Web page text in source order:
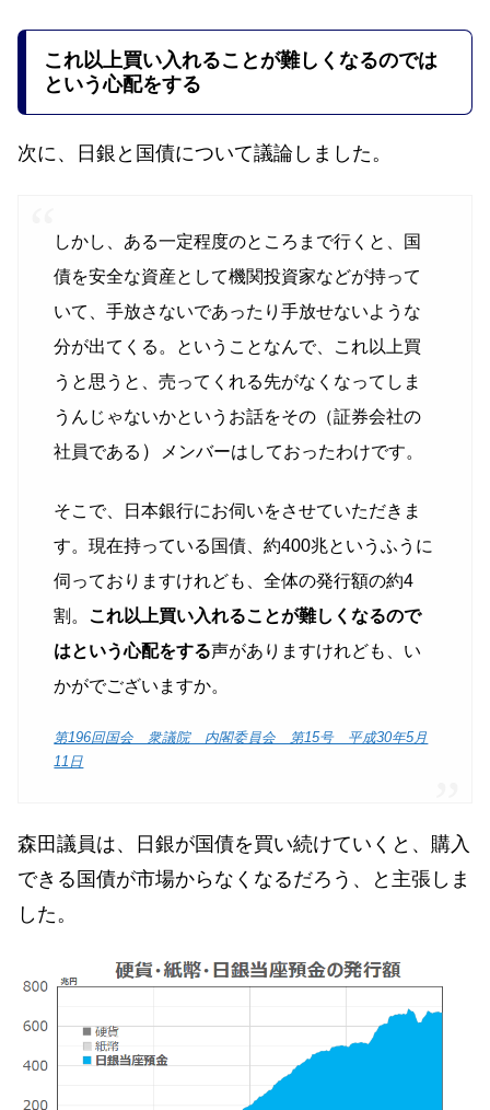
これ以上買い入れることが難しくなるのでは
という心配をする
次に、日銀と国債について議論しました。
しかし、ある一定程度のところまで行くと、国
債を安全な資産として機関投資家などが持って
いて、手放さないであったり手放せないような
分が出てくる。ということなんで、これ以上買
うと思うと、売ってくれる先がなくなってしま
うんじゃないかというお話をその（証券会社の
社員である ） メンバーはしておったわけです。
そこで、日本銀行にお伺いをさせていただきま
す。現在持っている国債、約400兆というふうに
伺っておりますけれども、全体の発行額の約4
割。 これ以上買い入れることが難しくなるので
はという心配をする声がありますけれども、い
かがでございますか。
第196回国会 衆議院 内閣委員会 第15号 平成30年5月
11日
森田議員は、日銀が国債を買い続けていくと、購入
できる国債が市場からなくなるだろう、と主張しま
した。